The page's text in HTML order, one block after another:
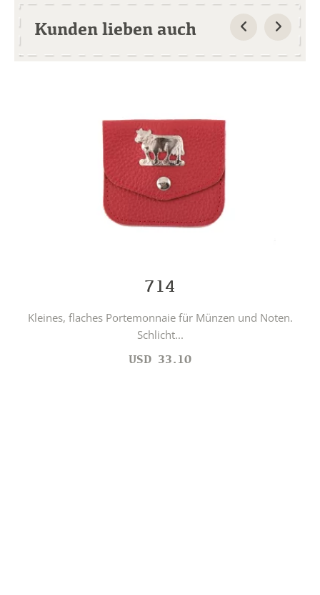
Kunden lieben auch
714
Kleines, flaches Portemonnaie für Münzen und Noten.
Schlicht...
USD 33.10